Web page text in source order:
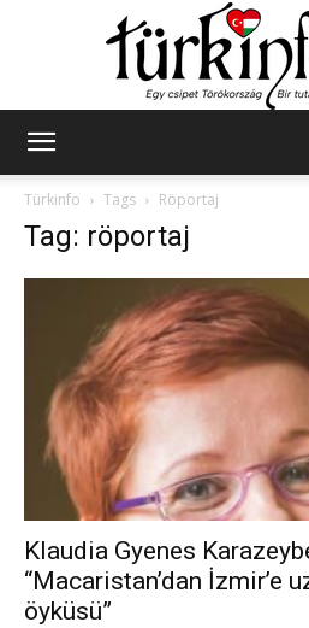
Türkinfo
Tags Röportaj
Tag: röportaj
Klaudia Gyenes
“Macaristan’dan İzmir’e
öyküsü”